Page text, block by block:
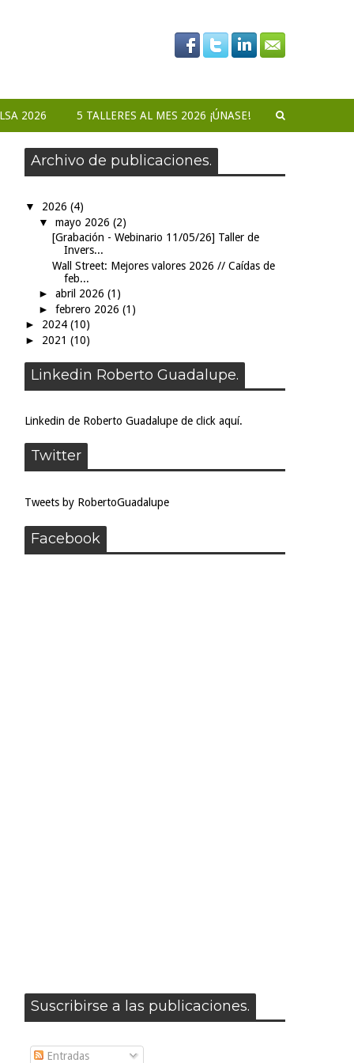
2026 5 TALLERES AL MES 2026 ¡ÚNASE!
Archivo de publicaciones.
▼ 2026 (4)
▼ mayo 2026 (2)
[Grabación - Webinario 11/05/26] Taller de
Invers...
Wall Street: Mejores valores 2026 // Caídas de
feb...
► abril 2026 (1)
► febrero 2026 (1)
► 2024 (10)
► 2021 (10)
Linkedin Roberto Guadalupe.
Linkedin de Roberto Guadalupe de click aquí.
Twitter
Tweets by RobertoGuadalupe
Facebook
Suscribirse a las publicaciones.
Entradas